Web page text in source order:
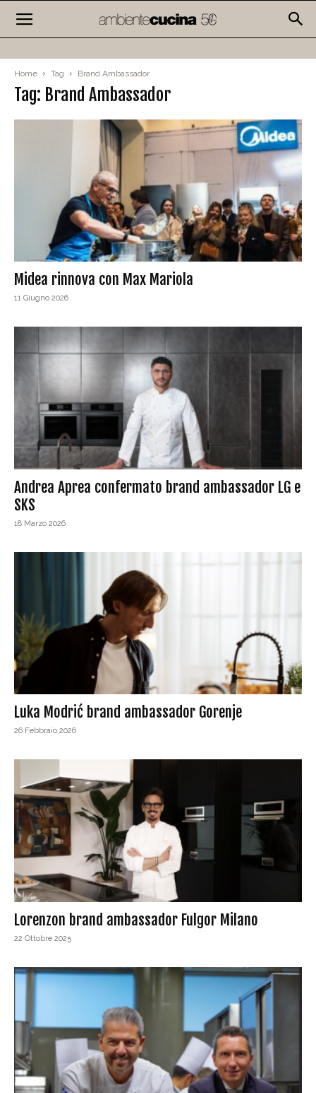
Home Tag Brand Ambassador
Tag: Brand Ambassador
Midea rinnova con Max Mariola
11 Giugno 2026
Andrea Aprea confermato brand ambassador LG e
SKS
18 Marzo 2026
Luka Modrić brand ambassador Gorenje
26 Febbraio 2026
Lorenzon brand ambassador Fulgor Milano
22 Ottobre 2025